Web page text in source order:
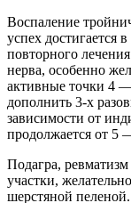
Воспаление
успех достигается
повторного
нерва, особенно
активные точки 4 —
дополнить 3-х
зависимости от
продолжается от 5
Подагра,
участки,
шерстяной